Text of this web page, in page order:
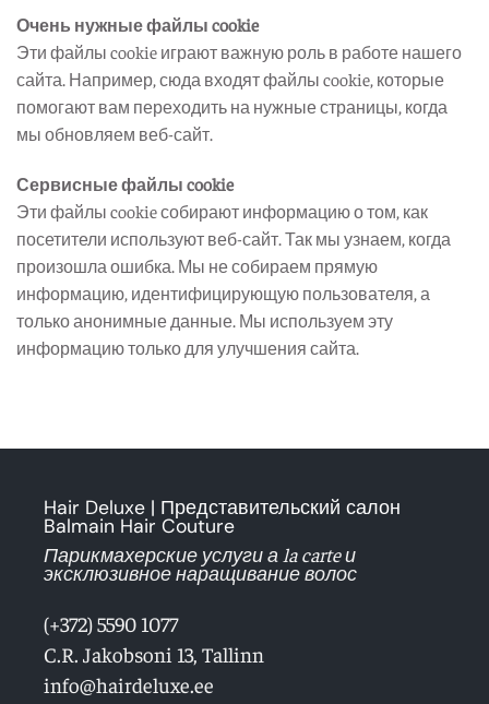
Очень нужные файлы cookie
Эти файлы cookie играют важную роль в работе нашего
сайта. Например, сюда входят файлы cookie, которые
помогают вам переходить на нужные страницы, когда
мы обновляем веб-сайт.
Сервисные файлы cookie
Эти файлы cookie собирают информацию о том, как
посетители используют веб-сайт. Так мы узнаем, когда
произошла ошибка. Мы не собираем прямую
информацию, идентифицирующую пользователя, а
только анонимные данные. Мы используем эту
информацию только для улучшения сайта.
Hair Deluxe | Представительский салон
Balmain Hair Couture
Парикмахерские услуги а la carte и
эксклюзивное наращивание волос
(+372) 5590 1077
C.R. Jakobsoni 13, Tallinn
info@hairdeluxe.ee